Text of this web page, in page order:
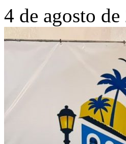
4 de agosto